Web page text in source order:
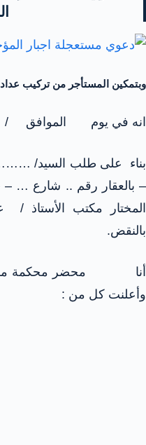
وبتمكين المستأجر من تركيب عداد
انه في يوم الموافق / /
بناء على طلب السيد/
– بالعقار رقم .. شارع …
المختار مكتب الأستاذ /
بالنقض.
أنا محضر محكمة مركز
وأعلنت كل من :